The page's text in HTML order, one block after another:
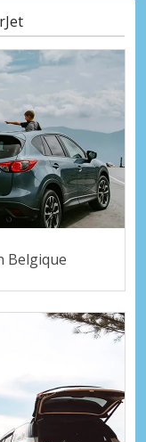
Belgique